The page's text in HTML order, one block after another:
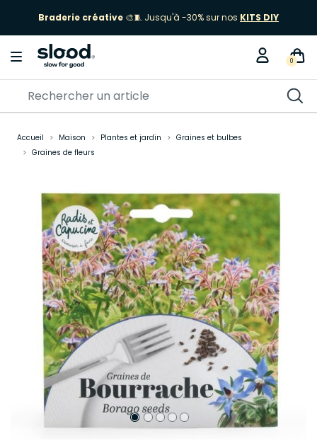
Braderie créative 🎨🧵 Jusqu'à -30% sur nos KITS DIY
0
Accueil Maison Plantes et jardin
Graines et bulbes
Graines de fleurs